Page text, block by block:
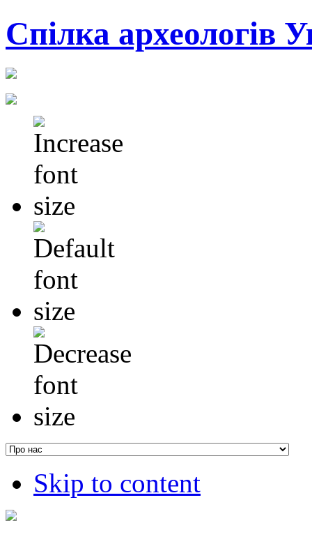
Cпілка археологів
Skip to content